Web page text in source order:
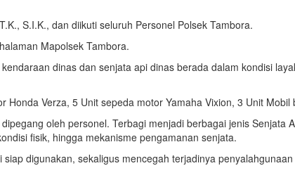
S.I.K., dan diikuti seluruh Personel Polsek Tambora.
Mapolsek Tambora.
dinas dan senjata api dinas berada dalam kondisi
Verza, 5 Unit sepeda motor Yamaha Vixion, 3 Unit
oleh personel. Terbagi menjadi berbagai jenis Senjata
fisik, hingga mekanisme pengamanan senjata.
digunakan, sekaligus mencegah terjadinya